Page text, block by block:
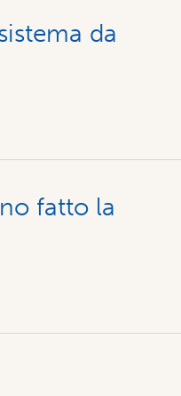
da
fatto la